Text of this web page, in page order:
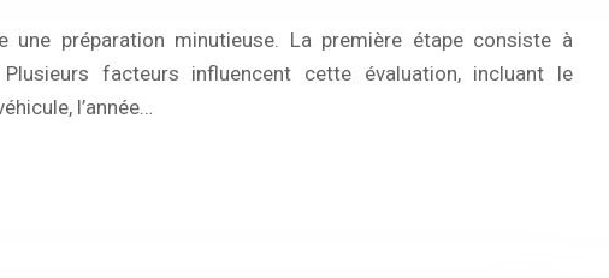
une préparation minutieuse. La première étape consiste à
facteurs influencent cette évaluation, incluant le
l’année…